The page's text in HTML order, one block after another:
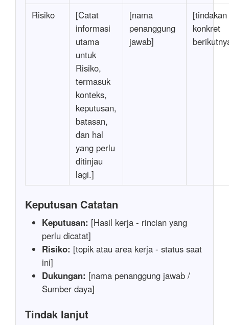
Risiko
[Catat
informasi
utama
untuk
Risiko,
termasuk
konteks,
keputusan,
batasan,
dan hal
yang perlu
ditinjau
lagi.]
[nama
penanggung
jawab]
[tindakan
konkret
Keputusan Catatan
Keputusan: [Hasil kerja - rincian yang
perlu dicatat]
Risiko: [topik atau area kerja - status saat
ini]
Dukungan: [nama penanggung jawab /
Sumber daya]
Tindak lanjut